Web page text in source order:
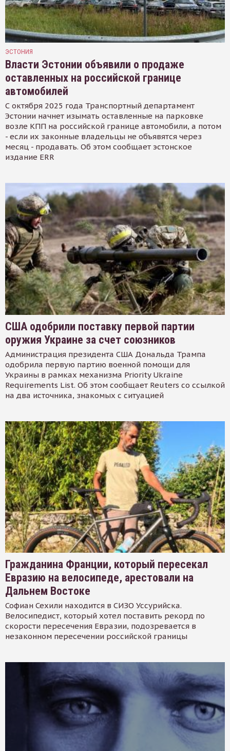
ЭСТОНИЯ
Власти Эстонии объявили о продаже
оставленных на российской границе
автомобилей
С октября 2025 года Транспортный департамент
Эстонии начнет изымать оставленные на парковке
возле КПП на российской границе автомобили, а потом
- если их законные владельцы не объявятся через
месяц - продавать. Об этом сообщает эстонское
издание ERR
США одобрили поставку первой партии
оружия Украине за счет союзников
Администрация президента США Дональда Трампа
одобрила первую партию военной помощи для
Украины в рамках механизма Priority Ukraine
Requirements List. Об этом сообщает Reuters со ссылкой
на два источника, знакомых с ситуацией
Гражданина Франции, который пересекал
Евразию на велосипеде, арестовали на
Дальнем Востоке
Софиан Сехили находится в СИЗО Уссурийска.
Велосипедист, который хотел поставить рекорд по
скорости пересечения Евразии, подозревается в
незаконном пересечении российской границы